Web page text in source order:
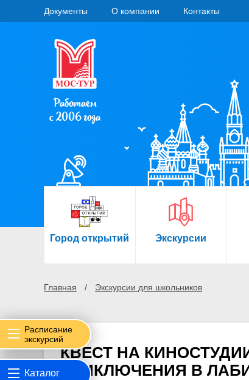
Документы О компании Контакты
Работаем
с 2006 года
Город открытий Экскурсии
Главная Экскурсии для школьников
Расписание
экскурсий
Каталог
КВЕСТ НА
ПРИКЛЮЧЕНИЯ В